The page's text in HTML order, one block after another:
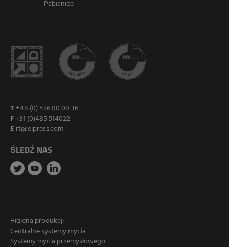
Pabianice
T +48 (0) 536 00 00 36
F+31 (0)485 514022
E rt@elpress.com
ŚLEDŹ NAS
Higiena produkcji
Centralne systemy mycia
Systemy mycia przemysłowego